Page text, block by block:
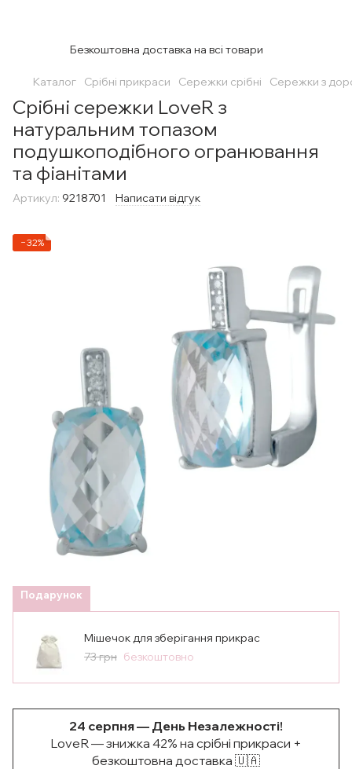
Безкоштовна доставка на всі товари
Каталог Срібні прикраси Сережки срібні Сережки з
Срібні сережки LoveR з
натуральним топазом
подушкоподібного огранювання
та фіанітами
Артикул: 9218701 Написати відгук
−32%
Подарунок
Мішечок для зберігання прикрас
73 грн безкоштовно
24 серпня — День Незалежності!
LoveR — знижка 42% на срібні прикраси +
безкоштовна доставка 🇺🇦